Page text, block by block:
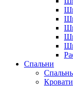
Спальни
Кровати